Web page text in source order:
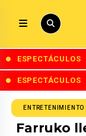
ESPECTÁCULOS
ESPECTÁCULOS
ENTRETENIMIENTO
Farruko